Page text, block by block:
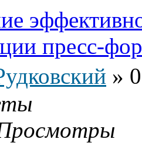
пресс-
»